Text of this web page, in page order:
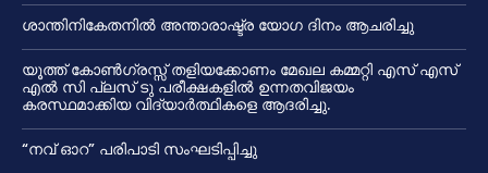
ശാന്തിനികേതനിൽ അന്താരാഷ്ട്ര യോഗ ദിനം ആചരിച്ചു
യൂത്ത് കോൺഗ്രസ്സ് തളിയക്കോണം മേഖല കമ്മറ്റി എസ് എസ്
എൽ സി പ്ലസ് ടു പരീക്ഷകളിൽ ഉന്നതവിജയം
കരസ്ഥമാക്കിയ വിദ്യാർത്ഥികളെ ആദരിച്ചു.
“നവ് ഓറ” പരിപാടി സംഘടിപ്പിച്ചു